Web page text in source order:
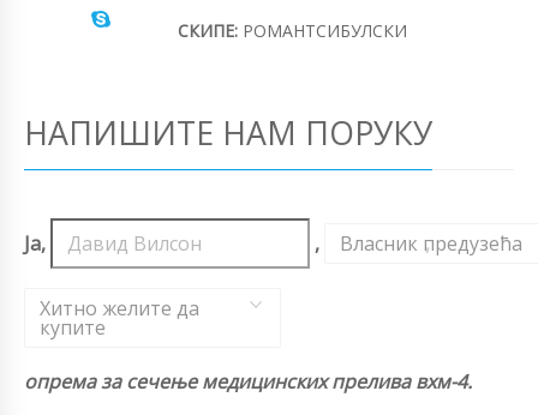
СКИПЕ: РОМАНТСИБУЛСКИ
НАПИШИТЕ НАМ ПОРУКУ
Ја, , Власник предузећа
,
Хитно желите да
купите
опрема за сечење медицинских прелива вхм-4.